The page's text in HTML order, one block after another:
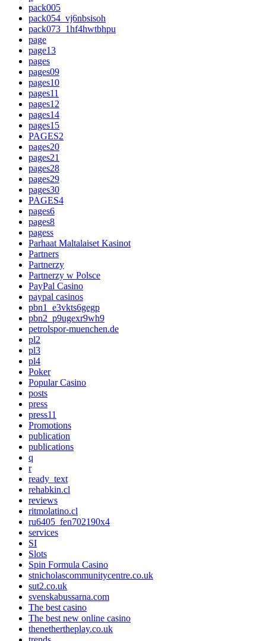
pack005
pack054_vj6nbsisoh
pack073_1hf4hwtbhpu
page
page13
pages
pages09
pages10
pages11
pages12
pages14
pages15
PAGES2
pages20
pages21
pages28
pages29
pages30
PAGES4
pages6
pages8
pagess
Parhaat Maltalaiset Kasinot
Partners
Partnerzy
Partnerzy w Polsce
PayPal Casino
paypal casinos
pbn1_e3vkts6gegp
pbn2_p9ugexr9wh9
petrolspor-muenchen.de
pl2
pl3
pl4
Poker
Popular Casino
posts
press
press11
Promotions
publication
publications
q
r
ready_text
rehabkin.cl
reviews
ritmolatino.cl
ru6405_fen702190x4
services
SI
Slots
Spin Formula Casino
stnicholascommunitycentre.co.uk
sut2.co.uk
svenskabussarna.com
The best casino
The best new online casino
thenethertheplay.co.uk